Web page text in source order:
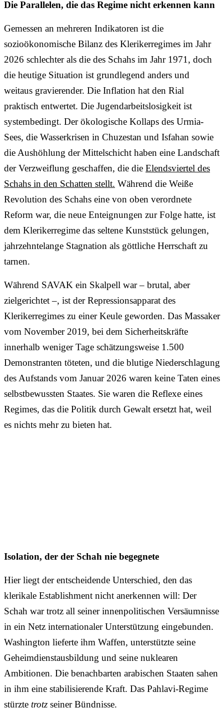
Die Parallelen, die das Regime nicht erkennen kann
Gemessen an mehreren Indikatoren ist die
sozioökonomische Bilanz des Klerikerregimes im Jahr
2026 schlechter als die des Schahs im Jahr 1971, doch
die heutige Situation ist grundlegend anders und
weitaus gravierender. Die Inflation hat den Rial
praktisch entwertet. Die Jugendarbeitslosigkeit ist
systembedingt. Der ökologische Kollaps des Urmia-
Sees, die Wasserkrisen in Chuzestan und Isfahan sowie
die Aushöhlung der Mittelschicht haben eine Landschaft
der Verzweiflung geschaffen, die die Elendsviertel des
Schahs in den Schatten stellt. Während die Weiße
Revolution des Schahs eine von oben verordnete
Reform war, die neue Enteignungen zur Folge hatte, ist
dem Klerikerregime das seltene Kunststück gelungen,
jahrzehntelange Stagnation als göttliche Herrschaft zu
tarnen.
Während SAVAK ein Skalpell war – brutal, aber
zielgerichtet –, ist der Repressionsapparat des
Klerikerregimes zu einer Keule geworden. Das Massaker
vom November 2019, bei dem Sicherheitskräfte
innerhalb weniger Tage schätzungsweise 1.500
Demonstranten töteten, und die blutige Niederschlagung
des Aufstands vom Januar 2026 waren keine Taten eines
selbstbewussten Staates. Sie waren die Reflexe eines
Regimes, das die Politik durch Gewalt ersetzt hat, weil
es nichts mehr zu bieten hat.
Isolation, der der Schah nie begegnete
Hier liegt der entscheidende Unterschied, den das
klerikale Establishment nicht anerkennen will: Der
Schah war trotz all seiner innenpolitischen Versäumnisse
in ein Netz internationaler Unterstützung eingebunden.
Washington lieferte ihm Waffen, unterstützte seine
Geheimdienstausbildung und seine nuklearen
Ambitionen. Die benachbarten arabischen Staaten sahen
in ihm eine stabilisierende Kraft. Das Pahlavi-Regime
stürzte trotz seiner Bündnisse.